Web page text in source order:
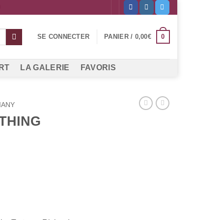
SE CONNECTER PANIER / 0,00€ 0
LA GALERIE FAVORIS